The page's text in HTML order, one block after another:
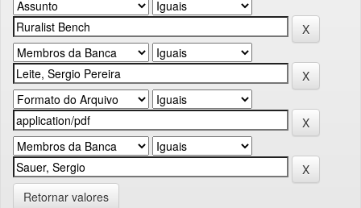
Retornar valores